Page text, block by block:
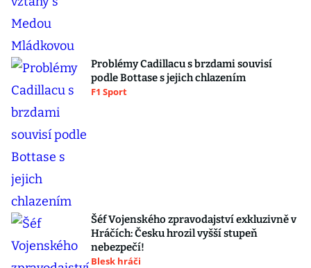
Problémy Cadillacu s brzdami souvisí
podle Bottase s jejich chlazením
F1 Sport
Šéf Vojenského zpravodajství exkluzivně v
Hráčích: Česku hrozil vyšší stupeň
nebezpečí!
Blesk hráči